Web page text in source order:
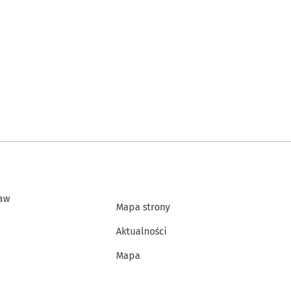
Mapa strony
Aktualności
Mapa